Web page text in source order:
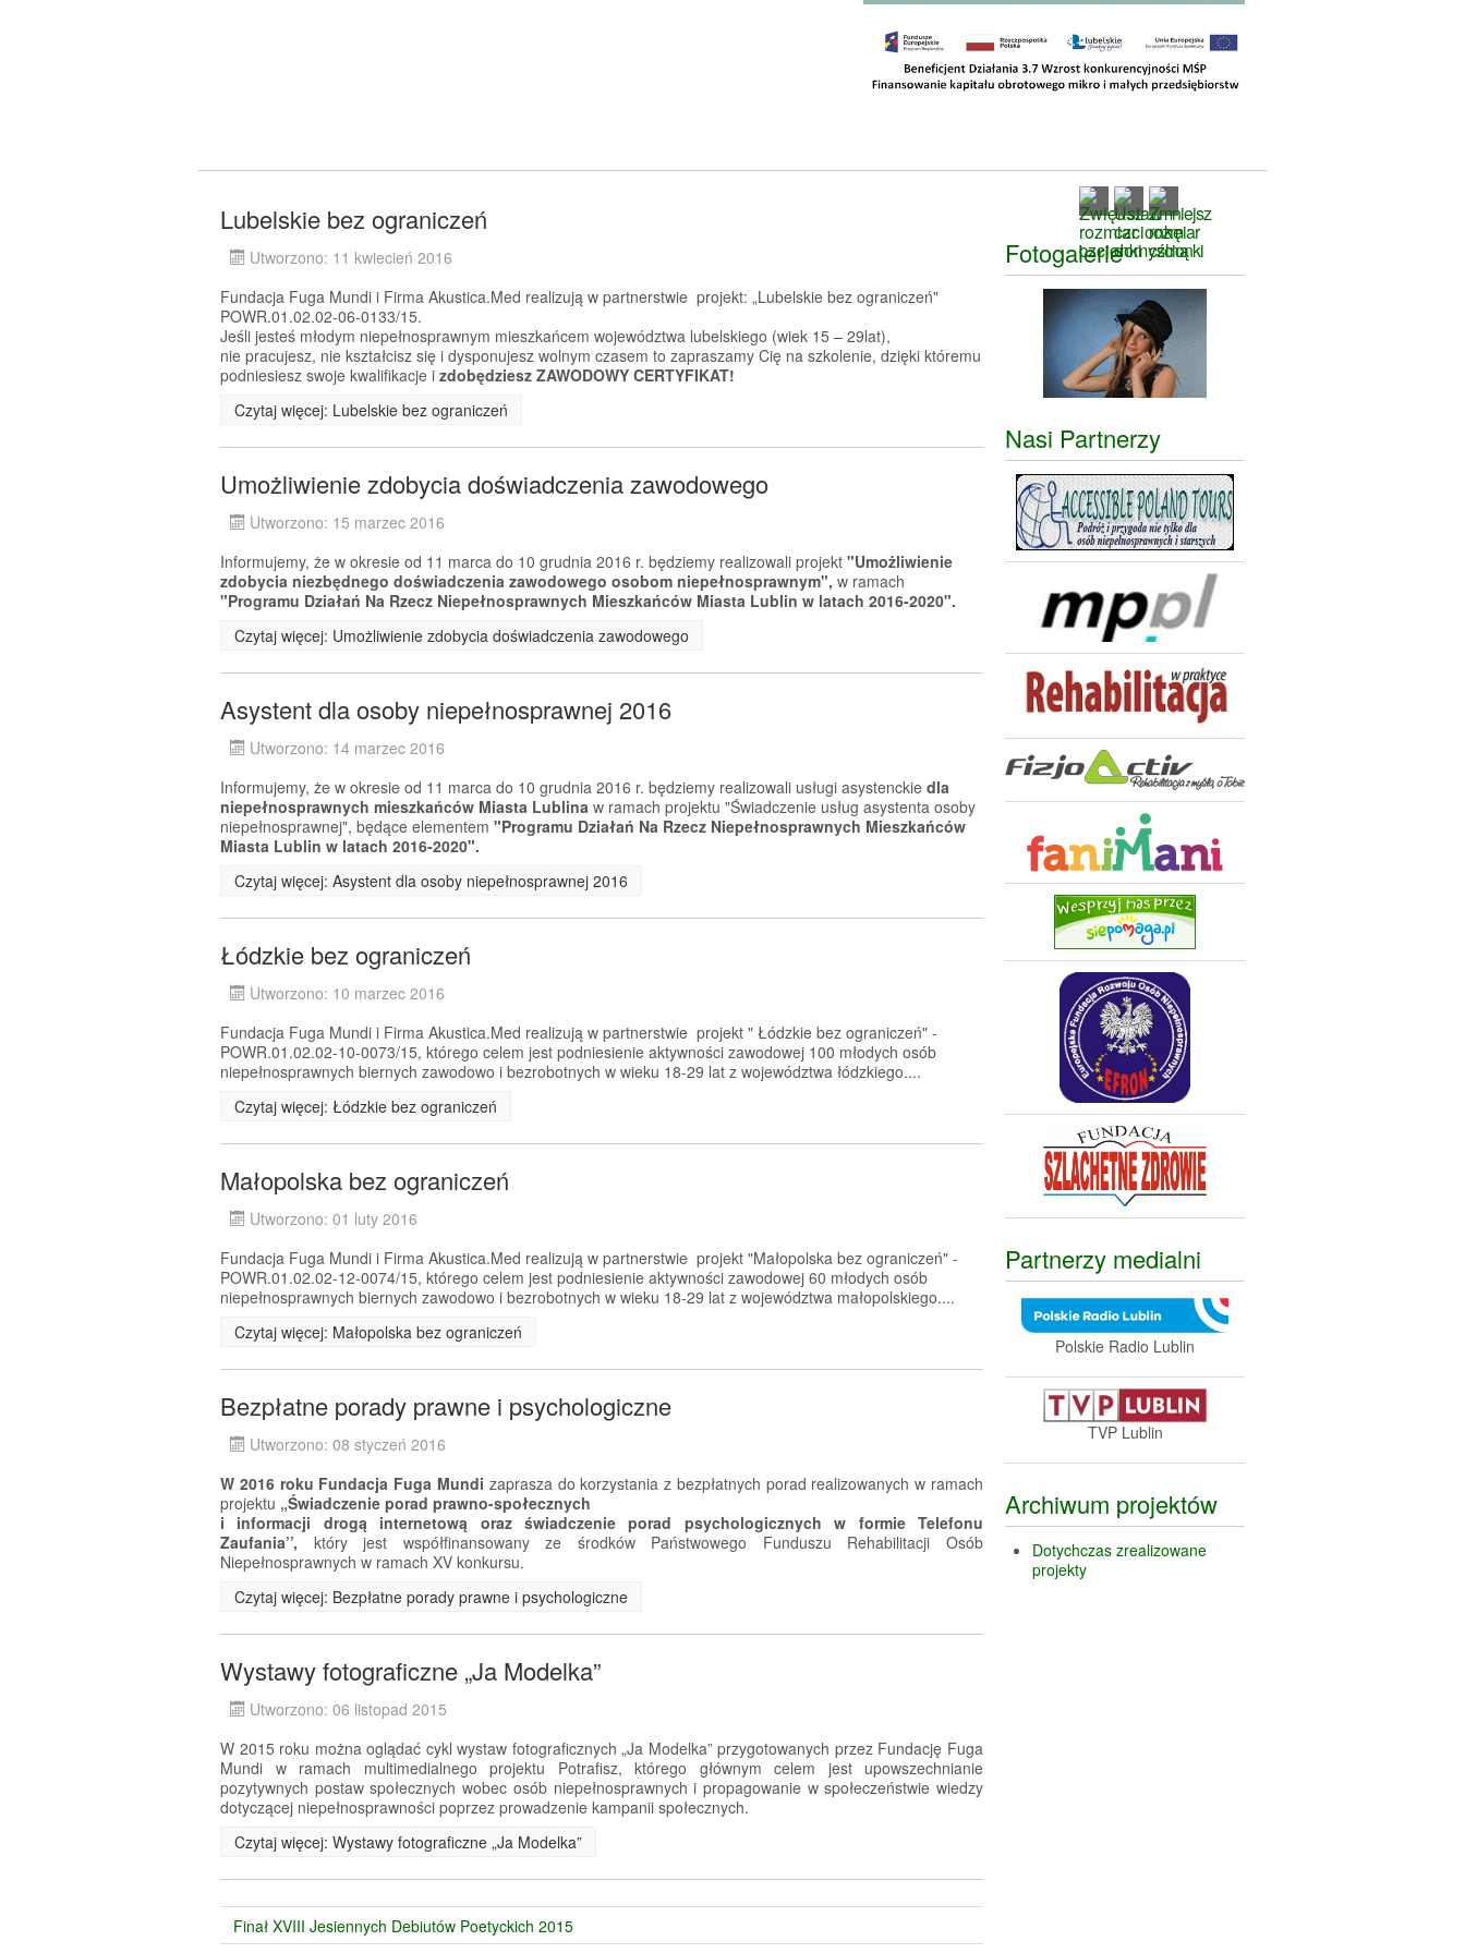
Lubelskie bez ograniczeń
Utworzono: 11 kwiecień 2016
Fundacja Fuga Mundi i Firma Akustica.Med realizują w partnerstwie projekt: „Lubelskie bez ograniczeń"
POWR.01.02.02-06-0133/15.
Jeśli jesteś młodym niepełnosprawnym mieszkańcem województwa lubelskiego (wiek 15 – 29lat),
nie pracujesz, nie kształcisz się i dysponujesz wolnym czasem to zapraszamy Cię na szkolenie, dzięki któremu
podniesiesz swoje kwalifikacje i zdobędziesz ZAWODOWY CERTYFIKAT!
Czytaj więcej: Lubelskie bez ograniczeń
Umożliwienie zdobycia doświadczenia zawodowego
Utworzono: 15 marzec 2016
Informujemy, że w okresie od 11 marca do 10 grudnia 2016 r. będziemy realizowali projekt "Umożliwienie
zdobycia niezbędnego doświadczenia zawodowego osobom niepełnosprawnym", w ramach
"Programu Działań Na Rzecz Niepełnosprawnych Mieszkańców Miasta Lublin w latach 2016-2020".
Czytaj więcej: Umożliwienie zdobycia doświadczenia zawodowego
Asystent dla osoby niepełnosprawnej 2016
Utworzono: 14 marzec 2016
Informujemy, że w okresie od 11 marca do 10 grudnia 2016 r. będziemy realizowali usługi asystenckie dla
niepełnosprawnych mieszkańców Miasta Lublina w ramach projektu "Świadczenie usług asystenta osoby
niepełnosprawnej", będące elementem "Programu Działań Na Rzecz Niepełnosprawnych Mieszkańców
Miasta Lublin w latach 2016-2020".
Czytaj więcej: Asystent dla osoby niepełnosprawnej 2016
Łódzkie bez ograniczeń
Utworzono: 10 marzec 2016
Fundacja Fuga Mundi i Firma Akustica.Med realizują w partnerstwie projekt " Łódzkie bez ograniczeń" -
POWR.01.02.02-10-0073/15, którego celem jest podniesienie aktywności zawodowej 100 młodych osób
niepełnosprawnych biernych zawodowo i bezrobotnych w wieku 18-29 lat z województwa łódzkiego....
Czytaj więcej: Łódzkie bez ograniczeń
Małopolska bez ograniczeń
Utworzono: 01 luty 2016
Fundacja Fuga Mundi i Firma Akustica.Med realizują w partnerstwie projekt "Małopolska bez ograniczeń" -
POWR.01.02.02-12-0074/15, którego celem jest podniesienie aktywności zawodowej 60 młodych osób
niepełnosprawnych biernych zawodowo i bezrobotnych w wieku 18-29 lat z województwa małopolskiego....
Czytaj więcej: Małopolska bez ograniczeń
Bezpłatne porady prawne i psychologiczne
Utworzono: 08 styczeń 2016
W 2016 roku Fundacja Fuga Mundi zaprasza do korzystania z bezpłatnych porad realizowanych w ramach
projektu „Świadczenie porad prawno-społecznych
i informacji drogą internetową oraz świadczenie porad psychologicznych w formie Telefonu
Zaufania’’, który jest współfinansowany ze środków Państwowego Funduszu Rehabilitacji Osób
Niepełnosprawnych w ramach XV konkursu.
Czytaj więcej: Bezpłatne porady prawne i psychologiczne
Wystawy fotograficzne „Ja Modelka”
Utworzono: 06 listopad 2015
W 2015 roku można oglądać cykl wystaw fotograficznych „Ja Modelka” przygotowanych przez Fundację Fuga
Mundi w ramach multimedialnego projektu Potrafisz, którego głównym celem jest upowszechnianie
pozytywnych postaw społecznych wobec osób niepełnosprawnych i propagowanie w społeczeństwie wiedzy
dotyczącej niepełnosprawności poprzez prowadzenie kampanii społecznych.
Czytaj więcej: Wystawy fotograficzne „Ja Modelka”
Finał XVIII Jesiennych Debiutów Poetyckich 2015
Fotogalerie
Nasi Partnerzy
Partnerzy medialni
Polskie Radio Lublin
TVP Lublin
Archiwum projektów
Dotychczas zrealizowane
projekty